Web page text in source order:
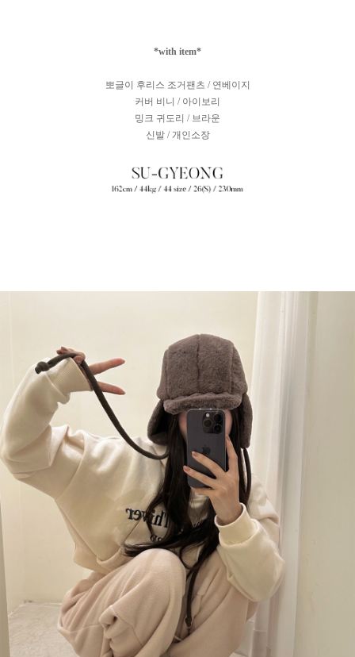
*with item*
뽀글이 후리스 조거팬츠 / 연베이지
커버 비니 / 아이보리
밍크 귀도리 / 브라운
신발 / 개인소장